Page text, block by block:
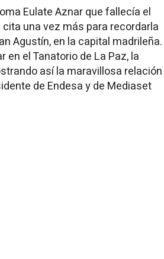
Eulate Aznar que fallecía el
una vez más para recordarla
Agustín, en la capital madrileña.
el Tanatorio de La Paz, la
así la maravillosa relación
de Endesa y de Mediaset